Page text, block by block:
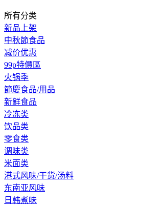
所有分类
新品上架
中秋節食品
减价优惠
99p特價區
火锅季
節慶食品/用品
新鲜食品
冷冻类
饮品类
零食类
调味类
米面类
港式风味/干货/汤料
东南亚风味
日韩煮味